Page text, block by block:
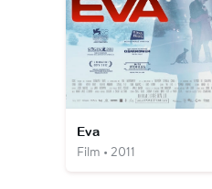
Eva
Film • 2011